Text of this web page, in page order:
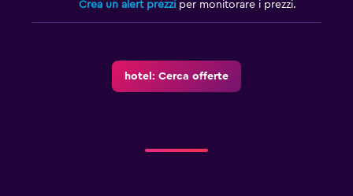
Crea un alert prezzi per monitorare i prezzi.
hotel: Cerca offerte